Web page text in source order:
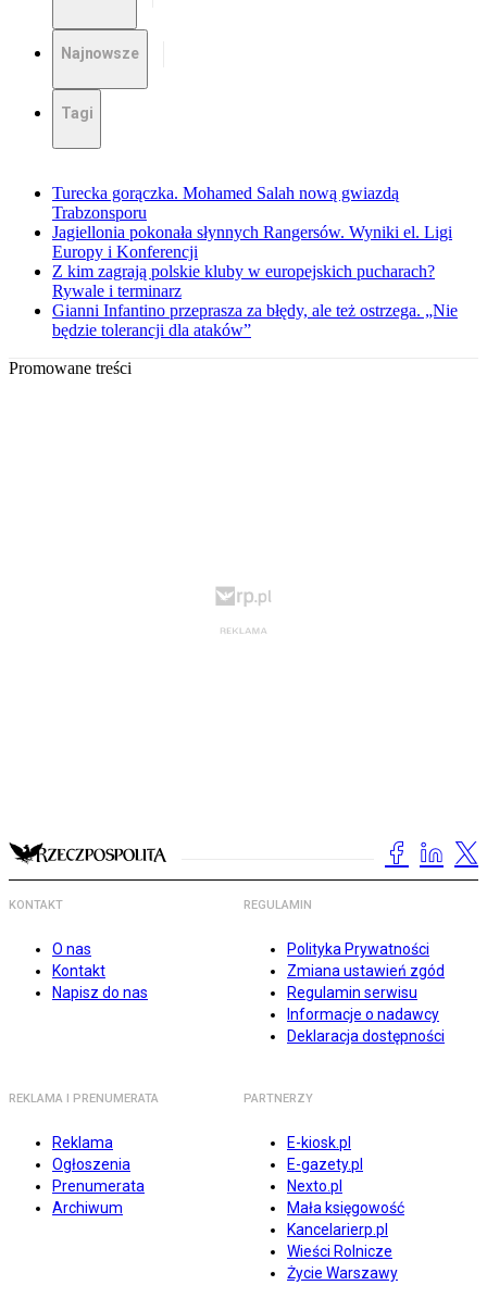
Najnowsze
Tagi
Turecka gorączka. Mohamed Salah nową gwiazdą
Trabzonsporu
Jagiellonia pokonała słynnych Rangersów. Wyniki el. Ligi
Europy i Konferencji
Z kim zagrają polskie kluby w europejskich pucharach?
Rywale i terminarz
Gianni Infantino przeprasza za błędy, ale też ostrzega. „Nie
będzie tolerancji dla ataków”
Promowane treści
KONTAKT
O nas
Kontakt
Napisz do nas
REGULAMIN
Polityka Prywatności
Zmiana ustawień zgód
Regulamin serwisu
Informacje o nadawcy
Deklaracja dostępności
REKLAMA I PRENUMERATA
Reklama
Ogłoszenia
Prenumerata
Archiwum
PARTNERZY
E-kiosk.pl
E-gazety.pl
Nexto.pl
Mała księgowość
Kancelarierp.pl
Wieści Rolnicze
Życie Warszawy